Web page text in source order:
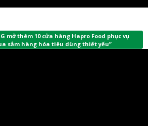
mở thêm 10 cửa hàng Hapro Food phục vụ
sắm hàng hóa tiêu dùng thiết yếu”